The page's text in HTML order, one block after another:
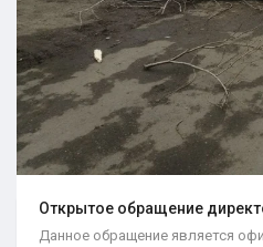
Открытое обращение
Данное обращение является